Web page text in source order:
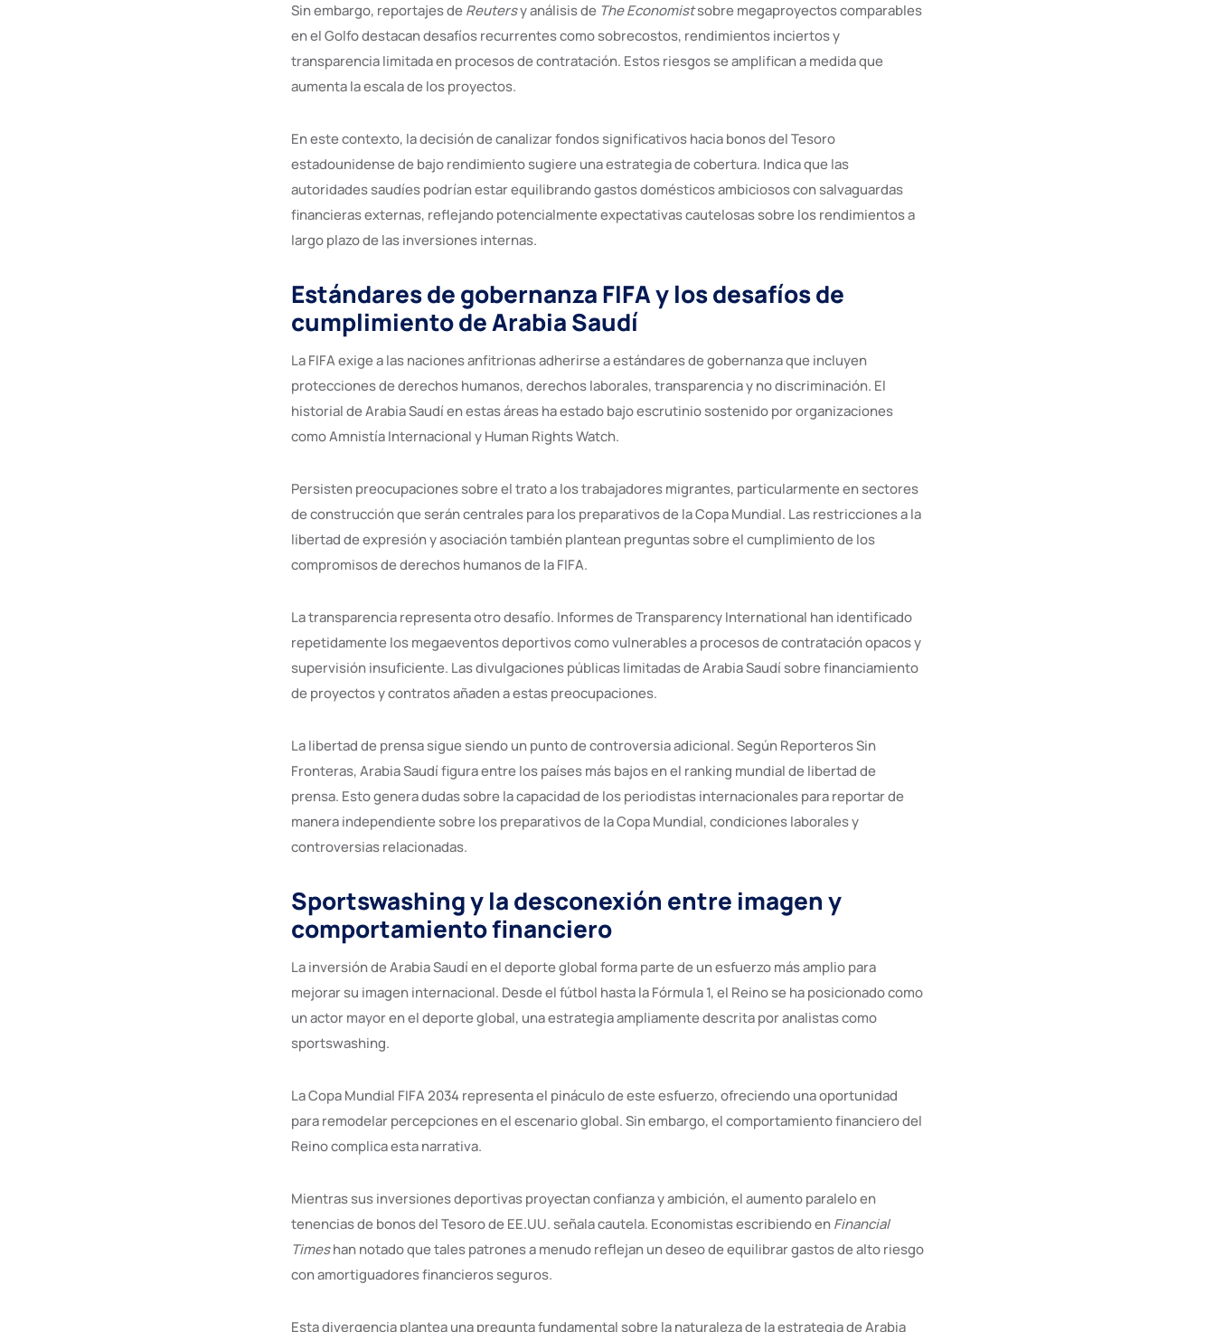
Sin embargo, reportajes deReutersy análisis de The Economistsobre megaproyectos comparables
en el Golfo destacan desafíos recurrentes como sobrecostos, rendimientos inciertos y
transparencia limitada en procesos de contratación. Estos riesgos se amplifican a medida que
aumenta la escala de los proyectos.
En este contexto, la decisión de canalizar fondos significativos hacia bonos del Tesoro
estadounidense de bajo rendimiento sugiere una estrategia de cobertura. Indica que las
autoridades saudíes podrían estar equilibrando gastos domésticos ambiciosos con salvaguardas
financieras externas, reflejando potencialmente expectativas cautelosas sobre los rendimientos a
largo plazo de las inversiones internas.
Estándares de gobernanza FIFA y los desafíos de
cumplimiento de Arabia Saudí
La FIFA exige a las naciones anfitrionas adherirse a estándares de gobernanza que incluyen
protecciones de derechos humanos, derechos laborales, transparencia y no discriminación. El
historial de Arabia Saudí en estas áreas ha estado bajo escrutinio sostenido por organizaciones
como Amnistía Internacional y Human Rights Watch.
Persisten preocupaciones sobre el trato a los trabajadores migrantes, particularmente en sectores
de construcción que serán centrales para los preparativos de la Copa Mundial. Las restricciones a la
libertad de expresión y asociación también plantean preguntas sobre el cumplimiento de los
compromisos de derechos humanos de la FIFA.
La transparencia representa otro desafío. Informes de Transparency International han identificado
repetidamente los megaeventos deportivos como vulnerables a procesos de contratación opacos y
supervisión insuficiente. Las divulgaciones públicas limitadas de Arabia Saudí sobre financiamiento
de proyectos y contratos añaden a estas preocupaciones.
La libertad de prensa sigue siendo un punto de controversia adicional. Según Reporteros Sin
Fronteras, Arabia Saudí figura entre los países más bajos en el ranking mundial de libertad de
prensa. Esto genera dudas sobre la capacidad de los periodistas internacionales para reportar de
manera independiente sobre los preparativos de la Copa Mundial, condiciones laborales y
controversias relacionadas.
Sportswashing y la desconexión entre imagen y
comportamiento financiero
La inversión de Arabia Saudí en el deporte global forma parte de un esfuerzo más amplio para
mejorar su imagen internacional. Desde el fútbol hasta la Fórmula 1, el Reino se ha posicionado como
un actor mayor en el deporte global, una estrategia ampliamente descrita por analistas como
sportswashing.
La Copa Mundial FIFA 2034 representa el pináculo de este esfuerzo, ofreciendo una oportunidad
para remodelar percepciones en el escenario global. Sin embargo, el comportamiento financiero del
Reino complica esta narrativa.
Mientras sus inversiones deportivas proyectan confianza y ambición, el aumento paralelo en
tenencias de bonos del Tesoro de EE.UU. señala cautela. Economistas escribiendo enFinancial
Timeshan notado que tales patrones a menudo reflejan un deseo de equilibrar gastos de alto riesgo
con amortiguadores financieros seguros.
Esta divergencia plantea una pregunta fundamental sobre la naturaleza de la estrategia de Arabia